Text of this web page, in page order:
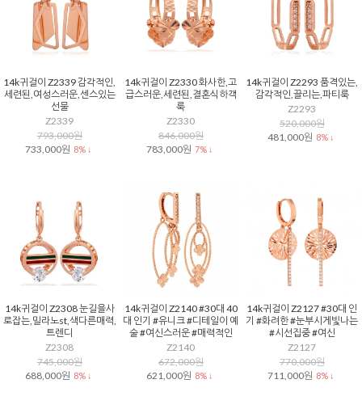
14k귀걸이 Z2339 감각적인,
세련된,여성스러운,센스있는
선물
Z2339
793,000원
733,000원 8% ↓
14k귀걸이 Z2330 화사한,고
급스러운,세련된,결혼식하객
룩
Z2330
846,000원
783,000원 7% ↓
14k귀걸이 Z2293 품격있는,
감각적인,끌리는,파티룩
Z2293
520,000원
481,000원 8% ↓
14k귀걸이 Z2308 눈길을사
로잡는,밀라노st,색다른매력,
트렌디
Z2308
745,000원
688,000원 8% ↓
14k귀걸이 Z2140 #30대 40
대 인기 #유니크 #디테일이 예
술 #여신스러운 #매력적인
Z2140
672,000원
621,000원 8% ↓
14k귀걸이 Z2127 #30대 인
기 #화려한 #눈부시게빛나는
#시선집중 #여신
Z2127
770,000원
711,000원 8% ↓